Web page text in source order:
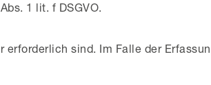
1 lit. f DSGVO.
sind. Im Falle der